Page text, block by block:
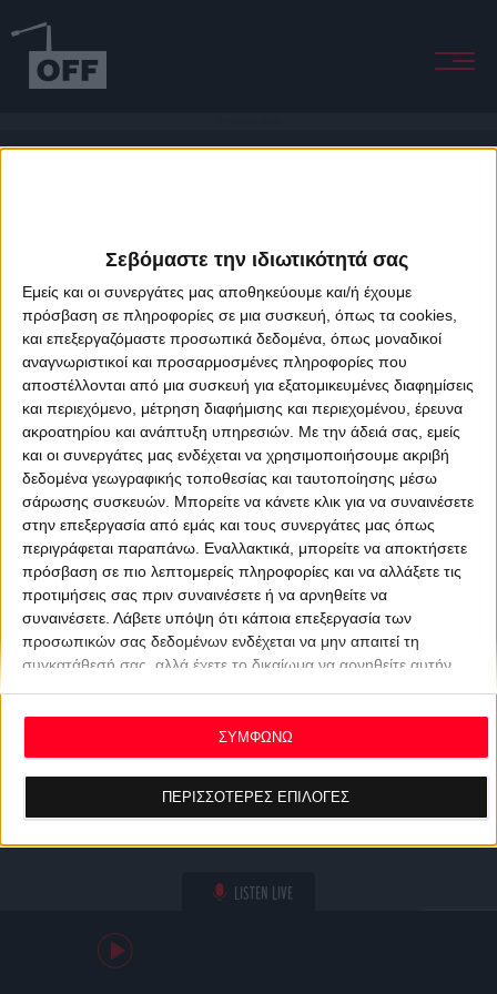
Σεβόμαστε την ιδιωτικότητά σας
Εμείς και οι συνεργάτες μας αποθηκεύουμε και/ή έχουμε
πρόσβαση σε πληροφορίες σε μια συσκευή, όπως τα cookies,
και επεξεργαζόμαστε προσωπικά δεδομένα, όπως μοναδικοί
αναγνωριστικοί και προσαρμοσμένες πληροφορίες που
αποστέλλονται από μια συσκευή για εξατομικευμένες διαφημίσεις
και περιεχόμενο, μέτρηση διαφήμισης και περιεχομένου, έρευνα
ακροατηρίου και ανάπτυξη υπηρεσιών. Με την άδειά σας, εμείς
και οι συνεργάτες μας ενδέχεται να χρησιμοποιήσουμε ακριβή
δεδομένα γεωγραφικής τοποθεσίας και ταυτοποίησης μέσω
σάρωσης συσκευών. Μπορείτε να κάνετε κλικ για να συναινέσετε
στην επεξεργασία από εμάς και τους συνεργάτες μας όπως
περιγράφεται παραπάνω. Εναλλακτικά, μπορείτε να αποκτήσετε
πρόσβαση σε πιο λεπτομερείς πληροφορίες και να αλλάξετε τις
προτιμήσεις σας πριν συναινέσετε ή να αρνηθείτε να
συναινέσετε. Λάβετε υπόψη ότι κάποια επεξεργασία των
προσωπικών σας δεδομένων ενδέχεται να μην απαιτεί τη
συγκατάθεσή σας, αλλά έχετε το δικαίωμα να αρνηθείτε αυτήν
ανακαλέσετε τη συγκατάθεσή σας ανά πάσα στιγμή
επιστρέφοντας σε αυτόν τον ιστότοπο και κάνοντας κλικ στο
κουμπί "Απορρήτου" στο κάτω μέρος της ιστοσελίδας.
ΠΕΡΙΣΣΟΤΕΡΕΣ ΕΠΙΛΟΓΕΣ
ΣΥΜΦΩΝΩ
LISTEN LIVE
About Offradio Business Class Terms & Conditions
Privacy Policy
Designed & developed byporcupine colors&Fotis Alexandrou